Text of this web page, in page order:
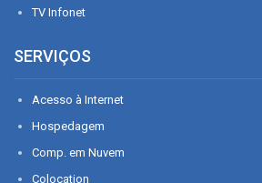
TV Infonet
SERVIÇOS
Acesso à Internet
Hospedagem
Comp. em Nuvem
Colocation